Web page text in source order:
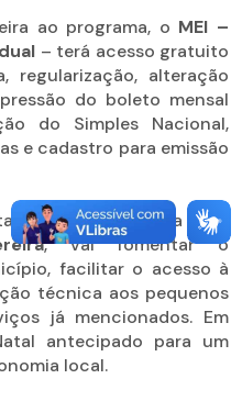
ao programa, o MEI –
– terá acesso gratuito
regularização, alteração
do boleto mensal
do Simples Nacional,
e cadastro para emissão
a Secretária de
, vai fomentar o
facilitar o acesso à
técnica aos pequenos
já mencionados. Em
antecipado para um
local.